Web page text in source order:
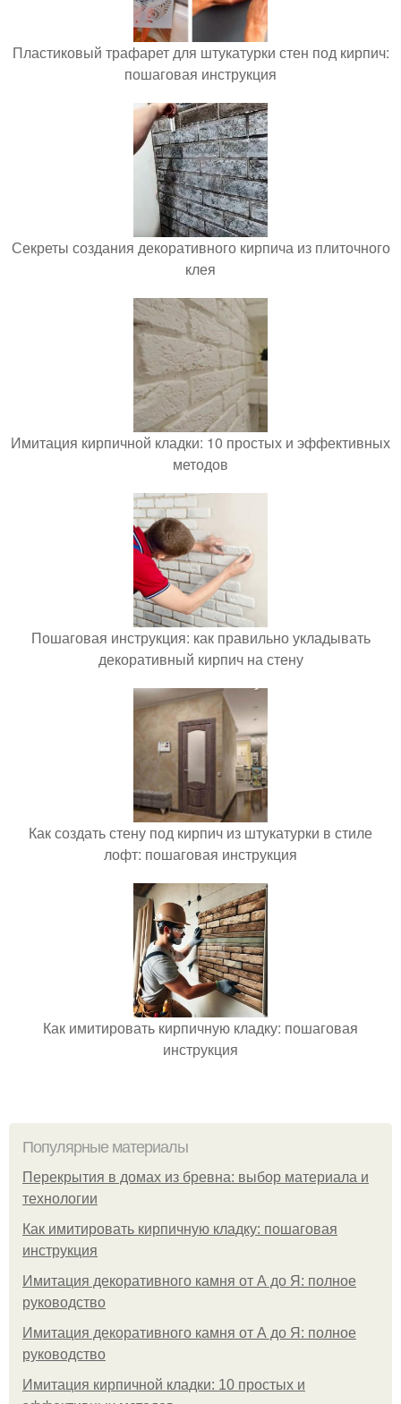
Пластиковый трафарет для штукатурки стен под кирпич:
пошаговая инструкция
Секреты создания декоративного кирпича из плиточного
клея
Имитация кирпичной кладки: 10 простых и эффективных
методов
Пошаговая инструкция: как правильно укладывать
декоративный кирпич на стену
Как создать стену под кирпич из штукатурки в стиле
лофт: пошаговая инструкция
Как имитировать кирпичную кладку: пошаговая
инструкция
Популярные материалы
Перекрытия в домах из бревна: выбор материала и
технологии
Как имитировать кирпичную кладку: пошаговая
инструкция
Имитация декоративного камня от А до Я: полное
руководство
Имитация декоративного камня от А до Я: полное
руководство
Имитация кирпичной кладки: 10 простых и